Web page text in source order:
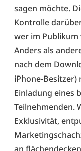
sagen möchte.
Kontrolle
wer im Publikum
Anders als
nach dem
iPhone-
Einladung eines
Teilnehmenden.
Exklusivität,